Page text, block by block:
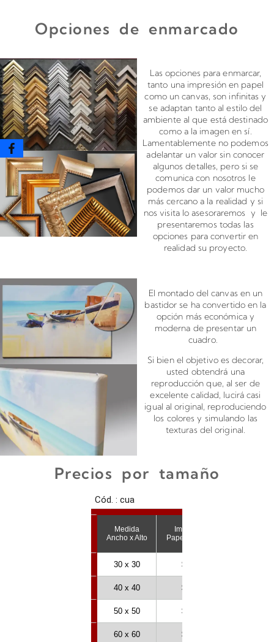
Opciones de enmarcado
Las opciones para enmarcar,
tanto una impresión en papel
como un canvas, son infinitas y
se adaptan tanto al estilo del
ambiente al que está destinado
como a la imagen en sí.
Lamentablemente no podemos
adelantar un valor sin conocer
algunos detalles, pero si se
comunica con nosotros le
podemos dar un valor mucho
más cercano a la realidad y si
nos visita lo asesoraremos y le
presentaremos todas las
opciones para convertir en
realidad su proyecto.
El montado del canvas en un
bastidor se ha convertido en la
opción más económica y
moderna de presentar un
cuadro.
Si bien el objetivo es decorar,
usted obtendrá una
reproducción que, al ser de
excelente calidad, lucirá casi
igual al original, reproduciendo
los colores y simulando las
texturas del original.
Precios por tamaño